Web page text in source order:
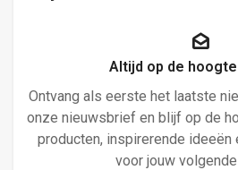
Altijd op de
Ontvang als eerste het laatste
onze nieuwsbrief en blijf op de
producten, inspirerende
voor jouw